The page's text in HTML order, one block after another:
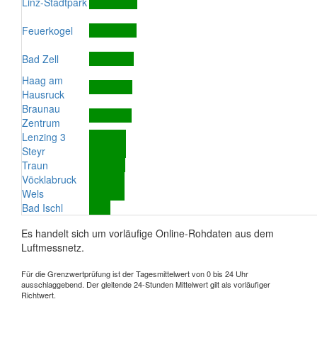
Feuerkogel
Bad Zell
Haag am
Hausruck
Braunau
Zentrum
Lenzing 3
Steyr
Traun
Vöcklabruck
Wels
Bad Ischl
Es handelt sich um vorläufige Online-Rohdaten aus dem
Luftmessnetz.
Für die Grenzwertprüfung ist der Tagesmittelwert von 0 bis 24 Uhr
ausschlaggebend. Der gleitende 24-Stunden Mittelwert gilt als vorläufiger
Richtwert.